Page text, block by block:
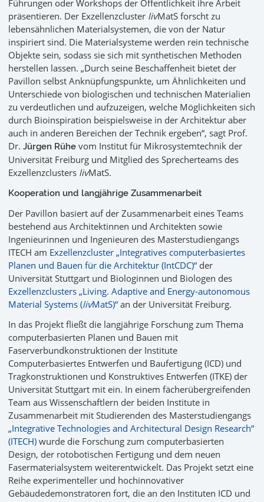
Führungen oder Workshops der Öffentlichkeit ihre Arbeit
präsentieren. Der Exzellenzcluster livMatS forscht zu
lebensähnlichen Materialsystemen, die von der Natur
inspiriert sind. Die Materialsysteme werden rein technische
Objekte sein, sodass sie sich mit synthetischen Methoden
herstellen lassen. „Durch seine Beschaffenheit bietet der
Pavillon selbst Anknüpfungspunkte, um Ähnlichkeiten und
Unterschiede von biologischen und technischen Materialien
zu verdeutlichen und aufzuzeigen, welche Möglichkeiten sich
durch Bioinspiration beispielsweise in der Architektur aber
auch in anderen Bereichen der Technik ergeben“, sagt Prof.
Dr. Jürgen Rühe vom Institut für Mikrosystemtechnik der
Universität Freiburg und Mitglied des Sprecherteams des
Exzellenzclusters livMatS.
Kooperation und langjährige Zusammenarbeit
Der Pavillon basiert auf der Zusammenarbeit eines Teams
bestehend aus Architektinnen und Architekten sowie
Ingenieurinnen und Ingenieuren des Masterstudiengangs
ITECH am Exzellenzcluster „Integratives computerbasiertes
Planen und Bauen für die Architektur (IntCDC)“ der
Universität Stuttgart und Biologinnen und Biologen des
Exzellenzclusters „Living. Adaptive and Energy-autonomous
Material Systems (livMatS)“ an der Universität Freiburg.
In das Projekt fließt die langjährige Forschung zum Thema
computerbasierten Planen und Bauen mit
Faserverbundkonstruktionen der Institute
Computerbasiertes Entwerfen und Baufertigung (ICD) und
Tragkonstruktionen und Konstruktives Entwerfen (ITKE) der
Universität Stuttgart mit ein. In einem fächerübergreifenden
Team aus Wissenschaftlern der beiden Institute in
Zusammenarbeit mit Studierenden des Masterstudiengangs
„Integrative Technologies and Architectural Design Research“
(ITECH) wurde die Forschung zum computerbasierten
Design, der rotobotischen Fertigung und dem neuen
Fasermaterialsystem weiterentwickelt. Das Projekt setzt eine
Reihe experimenteller und hochinnovativer
Gebäudedemonstratoren fort, die an den Instituten ICD und